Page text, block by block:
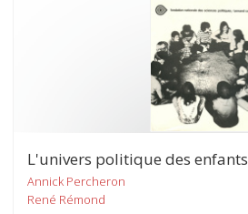
L'univers politique des enfants
Annick Percheron
René Rémond